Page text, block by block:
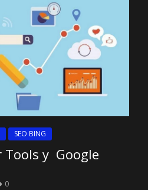
SEO BING
Tools y Google
0